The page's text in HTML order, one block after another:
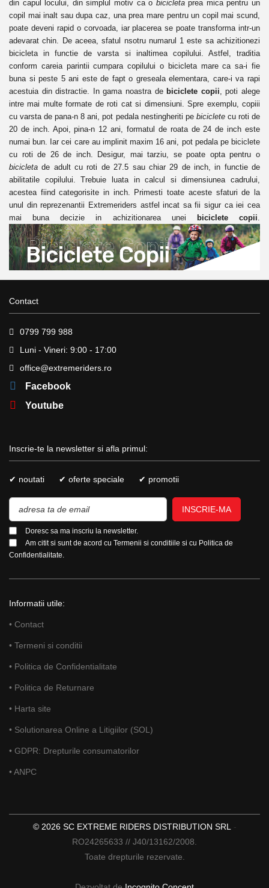
din capul locului, din simplul motiv ca o bicicletaprea mica pentru un
copil mai inalt sau dupa caz, una prea mare pentru un copil mai scund,
poate deveni rapid o corvoada, iar placerea se poate transforma intr-un
adevarat chin. De aceea, sfatul nsotru numarul 1 este sa achizitionezi
bicicleta in functie de varsta si inaltimea copilului. Astfel, traditia
conform careia parintii cumpara copilului o bicicleta mare ca sa-i fie
buna si peste 5 ani este de fapt o greseala elementara, care-i va rapi
acestuia din distractie. In gama noastra de biciclete copii, poti alege
intre mai multe formate de roti cat si dimensiuni. Spre exemplu, copiii
cu varsta de pana-n 8 ani, pot pedala nestingheriti pe bicicletecu roti de
20 de inch. Apoi, pina-n 12 ani, formatul de roata de 24 de inch este
numai bun. Iar cei care au implinit maxim 16 ani, pot pedala pe biciclete
cu roti de 26 de inch. Desigur, mai tarziu, se poate opta pentru o
bicicleta de adult cu roti de 27.5 sau chiar 29 de inch, in functie de
abilitatile copilului. Trebuie luata in calcul si dimensiunea cadrului,
acestea fiind categorisite in inch. Primesti toate aceste sfaturi de la
unul din reprezenantii Extremeriders astfel incat sa fii sigur ca iei cea
mai buna decizie in achizitionarea unei
biciclete copii.
Contact
0799 799 988
Luni - Vineri: 9:00 - 17:00
office@extremeriders.ro
Facebook
Youtube
Inscrie-te la newsletter si afla primul:
✔ noutati ✔ oferte speciale ✔ promotii
INSCRIE-MA
Doresc sa ma inscriu la newsletter.
Am citit si sunt de acord cu Termenii si conditiile si cu Politica de
Confidentialitate.
Informatii utile:
• Contact
• Termeni si conditii
• Politica de Confidentialitate
• Politica de Returnare
• Harta site
• Solutionarea Online a Litigiilor (SOL)
• GDPR: Drepturile consumatorilor
• ANPC
© 2026 SC EXTREME RIDERS DISTRIBUTION SRL
-
RO24265633 // J40/13162/2008.
Toate drepturile rezervate.